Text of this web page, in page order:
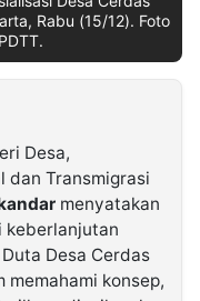
Rabu (15/12). Foto
Desa,
dan Transmigrasi
menyatakan
keberlanjutan
Desa Cerdas
memahami konsep,